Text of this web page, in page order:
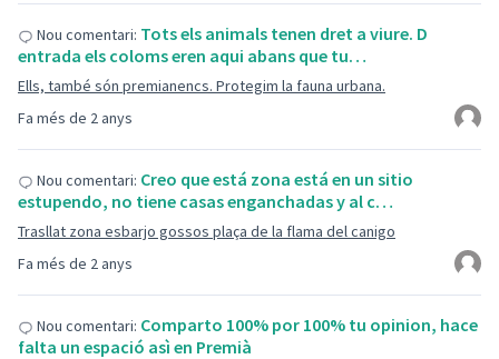
Fa més de 2 anys
Nou comentari: Tots els animals tenen dret a viure. D
entrada els coloms eren aqui abans que tu…
Ells, també són premianencs. Protegim la fauna urbana.
Fa més de 2 anys
Nou comentari: Creo que está zona está en un sitio
estupendo, no tiene casas enganchadas y al c…
Trasllat zona esbarjo gossos plaça de la flama del canigo
Nou comentari: Comparto 100% por 100% tu opinion, hace
falta un espació asì en Premià